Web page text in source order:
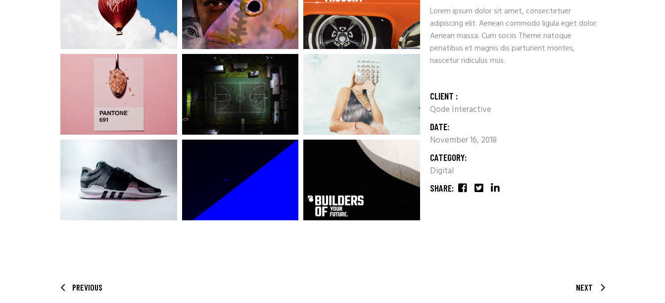
Lorem ipsum dolor sit amet, consectetuer
adipiscing elit. Aenean commodo ligula eget dolor.
Aenean massa. Cum sociis Theme natoque
penatibus et magnis dis parturient montes,
nascetur ridiculus mus.
CLIENT :
Qode Interactive
DATE:
November 16, 2018
CATEGORY:
Digital
SHARE:
PREVIOUS NEXT